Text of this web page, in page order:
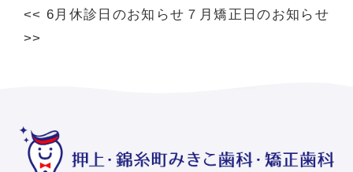
<< 6月休診日のお知らせ ７月矯正日のお知らせ
>>